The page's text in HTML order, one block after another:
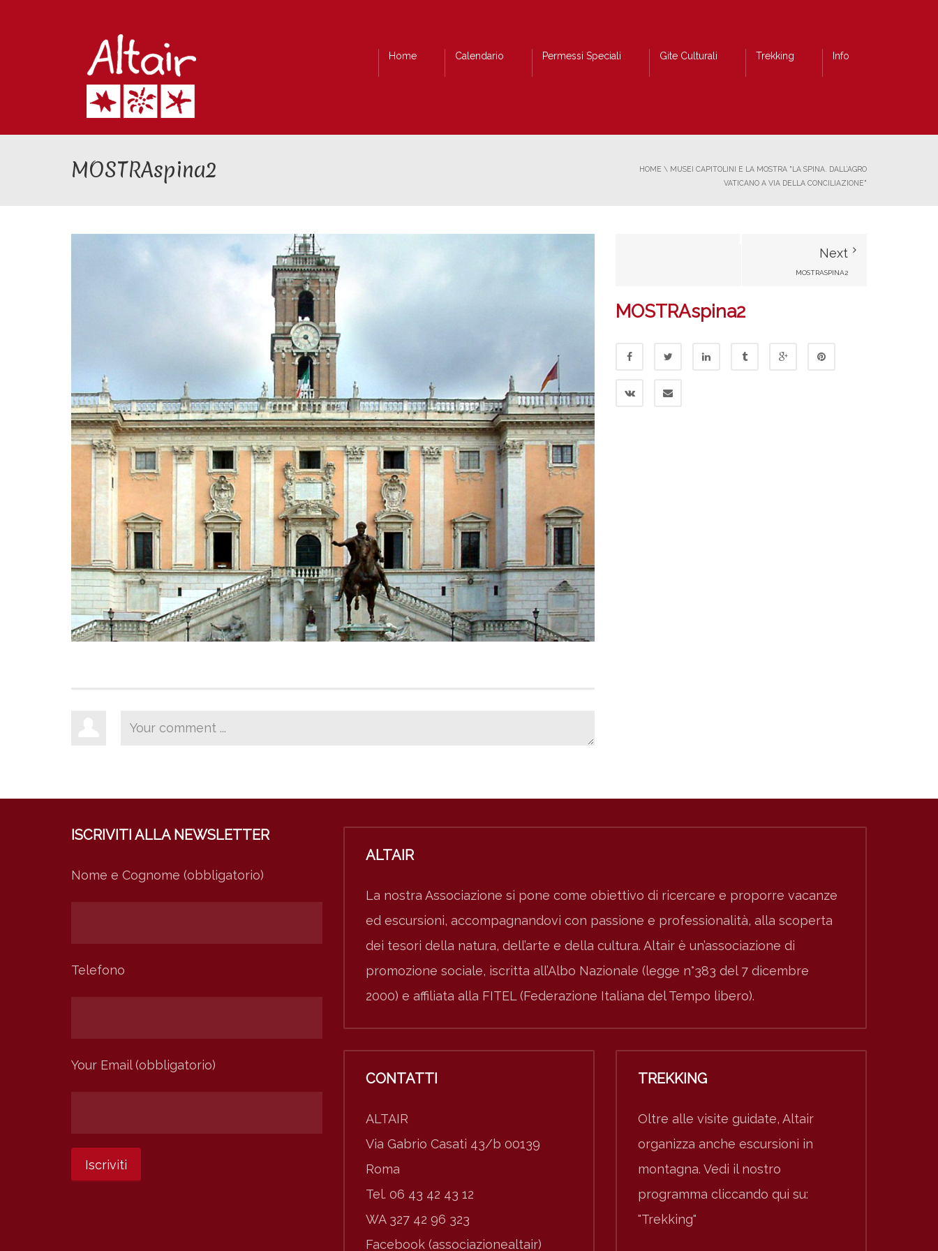
Home Calendario Permessi Speciali Gite Culturali Trekking Info
MOSTRAspina2 HOME \ MUSEI CAPITOLINI E LA MOSTRA "LA SPINA. DALL’AGRO
VATICANO A VIA DELLA CONCILIAZIONE"
Next
MOSTRASPINA2
MOSTRAspina2
ISCRIVITI ALLA NEWSLETTER
Nome e Cognome (obbligatorio)
Telefono
Your Email (obbligatorio)
ALTAIR
La nostra Associazione si pone come obiettivo di ricercare e proporre vacanze
ed escursioni, accompagnandovi con passione e professionalità, alla scoperta
dei tesori della natura, dell’arte e della cultura. Altair è un’associazione di
promozione sociale, iscritta all’Albo Nazionale (legge n°383 del 7 dicembre
2000) e affiliata alla FITEL (Federazione Italiana del Tempo libero).
CONTATTI
ALTAIR
Via Gabrio Casati 43/b 00139
Roma
Tel. 06 43 42 43 12
WA 327 42 96 323
Facebook (associazionealtair)
TREKKING
Oltre alle visite guidate, Altair
organizza anche escursioni in
montagna. Vedi il nostro
programma cliccando qui su:
"Trekking"